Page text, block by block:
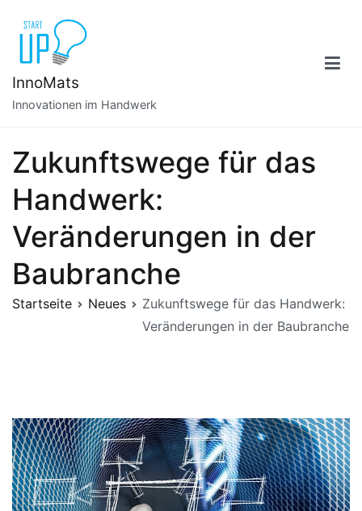
Inhalt
springen
InnoMats
Innovationen im Handwerk
Zukunftswege für das
Handwerk:
Veränderungen in der
Baubranche
Startseite Neues
Zukunftswege für das Handwerk:
Veränderungen in der Baubranche